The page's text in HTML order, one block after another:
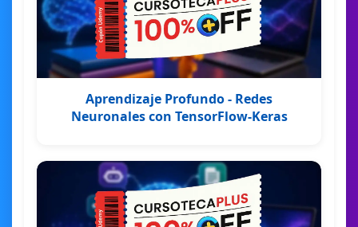
Aprendizaje Profundo - Redes
Neuronales con TensorFlow-Keras